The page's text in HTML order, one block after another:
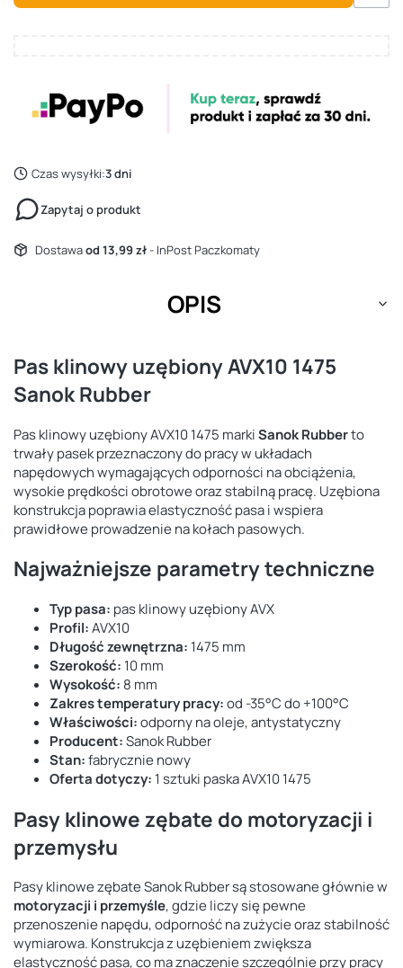
Czas wysyłki:3 dni
Zapytaj o produkt
Dostawaod 13,99 zł- InPost Paczkomaty
OPIS
Pas klinowy uzębiony AVX10 1475
Sanok Rubber
Pas klinowy uzębiony AVX10 1475 markiSanok Rubberto
trwały pasek przeznaczony do pracy w układach
napędowych wymagających odporności na obciążenia,
wysokie prędkości obrotowe oraz stabilną pracę. Uzębiona
konstrukcja poprawia elastyczność pasa i wspiera
prawidłowe prowadzenie na kołach pasowych.
Najważniejsze parametry techniczne
Typ pasa: pas klinowy uzębiony AVX
Profil:AVX10
Długość zewnętrzna: 1475 mm
Szerokość: 10 mm
Wysokość: 8 mm
Zakres temperatury pracy:od -35°C do +100°C
Właściwości:odporny na oleje, antystatyczny
Producent:Sanok Rubber
Stan:fabrycznie nowy
Oferta dotyczy: 1 sztuki paska AVX10 1475
Pasy klinowe zębate do motoryzacji i
przemysłu
Pasy klinowe zębate Sanok Rubber są stosowane głównie w
motoryzacji i przemyśle, gdzie liczy się pewne
przenoszenie napędu, odporność na zużycie oraz stabilność
wymiarowa. Konstrukcja z uzębieniem zwiększa
elastyczność pasa, co ma znaczenie szczególnie przy pracy